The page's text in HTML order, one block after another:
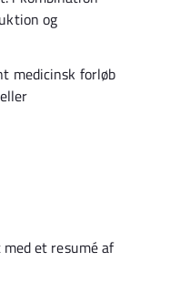
og
medicinsk forløb
et resumé af